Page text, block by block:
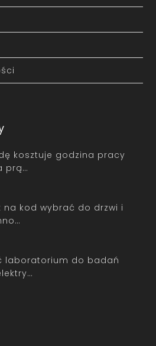
kosztuje godzina pracy
prą…
na kod wybrać do drzwi i
laboratorium do badań